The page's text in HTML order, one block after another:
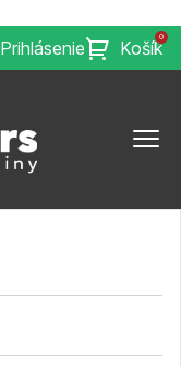
Prihlásenie
0
Košík